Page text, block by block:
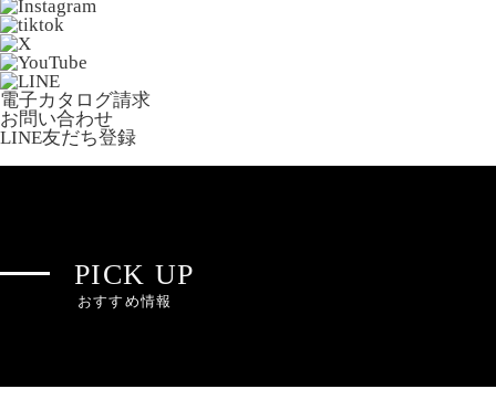
電子カタログ請求
お問い合わせ
LINE友だち登録
PICK UP
おすすめ情報